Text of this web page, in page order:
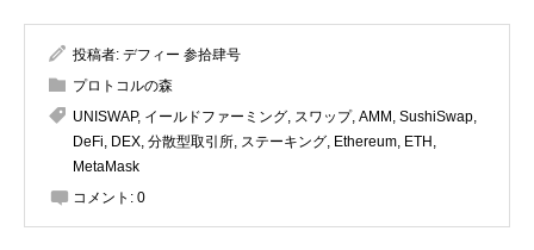
投稿者: デフィー 参拾肆号
プロトコルの森
UNISWAP, イールドファーミング スワップ, AMM SushiSwap
DeFi DEX 分散型取引所 ステーキング Ethereum ETH
MetaMask
コメント: 0